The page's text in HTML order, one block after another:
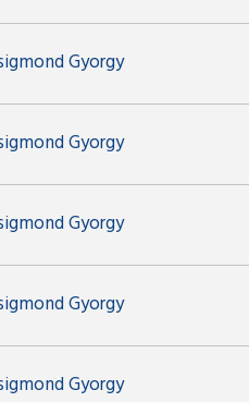
Gyorgy
Gyorgy
Gyorgy
Gyorgy
Gyorgy